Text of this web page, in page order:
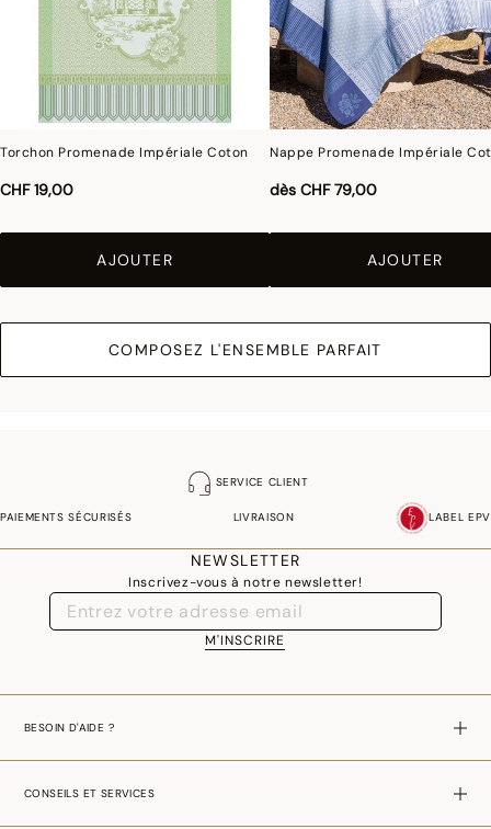
Torchon Promenade Impériale Coton
CHF 19,00
AJOUTER
Nappe Promenade Impériale
dès CHF 79,00
AJOUTER
COMPOSEZ L'ENSEMBLE PARFAIT
SERVICE CLIENT
PAIEMENTS SÉCURISÉS LIVRAISON LABEL EPV
NEWSLETTER
Inscrivez-vous à notre newsletter!
M'INSCRIRE
BESOIN D'AIDE ?
CONSEILS ET SERVICES